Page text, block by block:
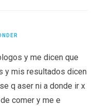
y me dicen que
y mis resultados dicen
q aser ni a donde ir x
comer y me e